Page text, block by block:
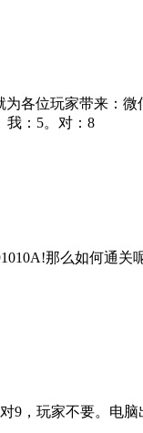
各位玩家带来：微
：5。对：8
那么如何通关
9，玩家不要。电